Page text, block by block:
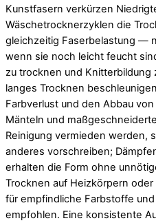
Kunstfasern verkürzen
Wäschetrocknerzyklen die
gleichzeitig Faserbelastung —
wenn sie noch leicht feucht
zu trocknen und Knitterbildung
langes Trocknen
Farbverlust und den Abbau
Mänteln und
Reinigung vermieden werden,
anderes vorschreiben;
erhalten die Form ohne
Trocknen auf Heizkörpern
für empfindliche Farbstoffe
empfohlen. Eine konsistente